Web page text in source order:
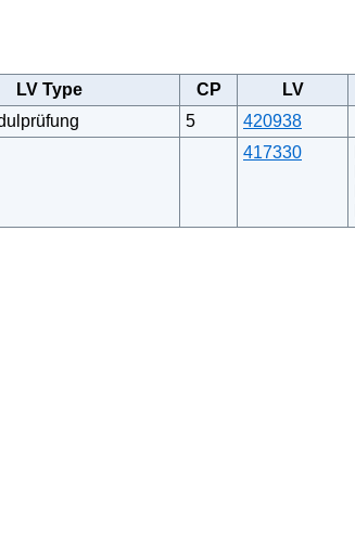
LV Type CP LV
5
420938
417330